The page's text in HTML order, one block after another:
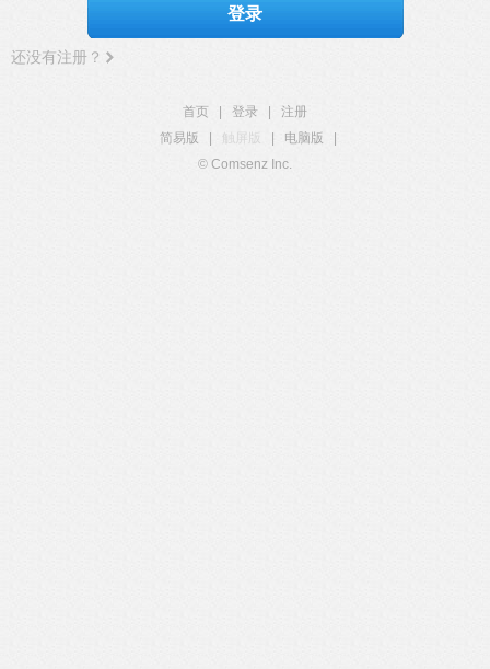
登录
还没有注册？
首页 登录
注册
简易版
触屏版 电脑版
© Comsenz Inc.